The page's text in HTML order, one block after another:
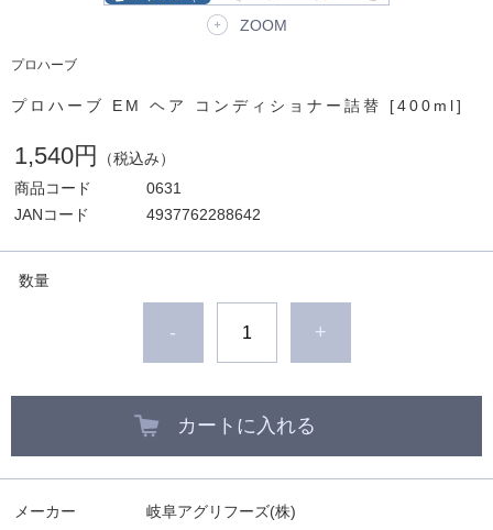
ZOOM
プロハーブ
プロハーブ EM ヘア コンディショナー詰替 [400ml]
1,540円
（税込み）
商品コード
0631
JANコード
4937762288642
数量
- +
カートに入れる
メーカー 岐阜アグリフーズ(株)